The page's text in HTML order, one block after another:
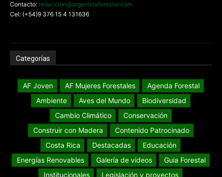
Contacto: redaccion@argentinaforestal.com
Cel: (+54)9 376 15 4 131636
Categorías
AF Joven AF Mujeres Forestales
Agenda Forestal
Ambiente
Aves del Mundo
Biodiversidad
Cambio Climático
Conservación
Construir con Madera
Contenido Patrocinado
Costa Rica
Destacadas
Educación
Energías Renovables
Galería de videos
Guia Forestal
Institucionales
Legislación y proyectos